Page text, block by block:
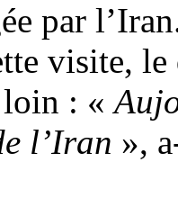
par
visite,
loin : «
l’Iran »,